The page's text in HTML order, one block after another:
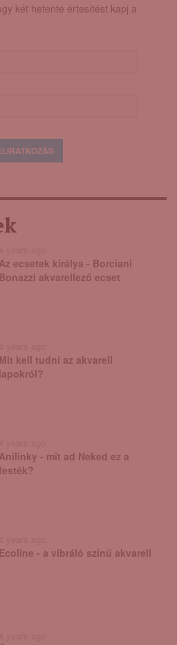
két hetente értesítést kapj a
Az ecsetek királya - Borciani
Bonazzi akvarellező ecset
Mit kell tudni az akvarell
lapokról?
Anilinky - mit ad Neked ez a
Ecoline - a vibráló színű akvarell